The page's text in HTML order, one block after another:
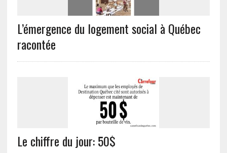
L’émergence du logement social à Québec
racontée
Le chiffre du jour: 50$